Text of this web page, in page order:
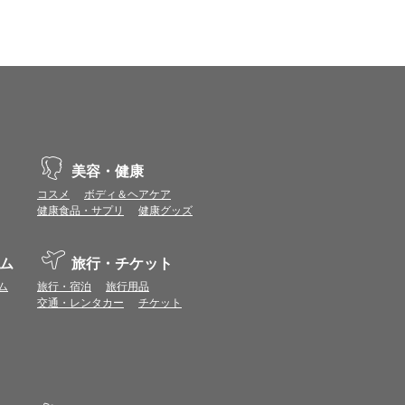
作や表示が正しく行われない可能性がありま
が使用できる環境でご利用ください。
。
があります。ポイント付与時期はショップご
ましては表示ポイント数と付与ポイント数
トは付きません。
ならない場合があります。
から再度ショップへアクセスしてください。
。
美容・健康
コスメ
ボディ＆ヘアケア
健康食品・サプリ
健康グッズ
旅行・チケット
旅行・宿泊
旅行用品
交通・レンタカー
チケット